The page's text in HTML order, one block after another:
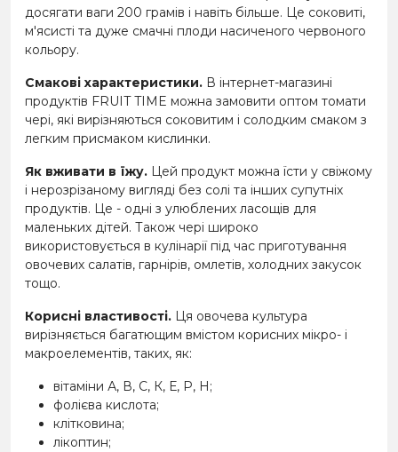
досягати ваги 200 грамів і навіть більше. Це соковиті,
м'ясисті та дуже смачні плоди насиченого червоного
кольору.
Смакові характеристики. В інтернет-магазині
продуктів FRUIT TIME можна замовити оптом томати
чері, які вирізняються соковитим і солодким смаком з
легким присмаком кислинки.
Як вживати в їжу. Цей продукт можна їсти у свіжому
і нерозрізаному вигляді без солі та інших супутніх
продуктів. Це - одні з улюблених ласощів для
маленьких дітей. Також чері широко
використовується в кулінарії під час приготування
овочевих салатів, гарнірів, омлетів, холодних закусок
тощо.
Корисні властивості. Ця овочева культура
вирізняється багатющим вмістом корисних мікро- і
макроелементів, таких, як:
вітаміни А, В, С, К, Е, Р, Н;
фолієва кислота;
клітковина;
лікоптин;